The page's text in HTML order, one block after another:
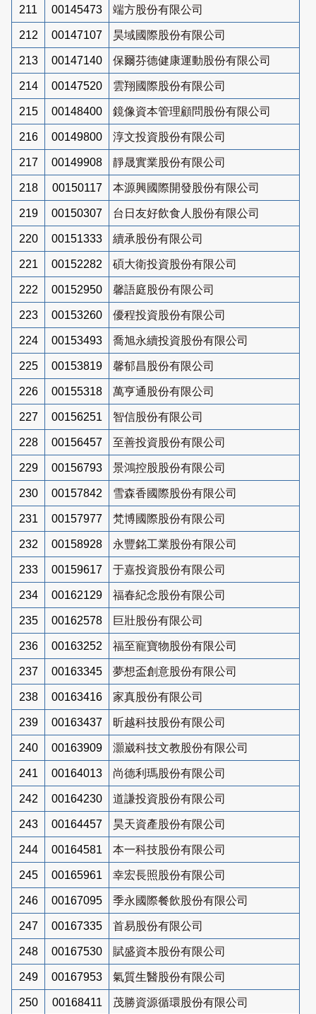
211 00145473 端方股份有限公司
212 00147107 昊域國際股份有限公司
213 00147140 保爾芬德健康運動股份有限公司
214 00147520 雲翔國際股份有限公司
215 00148400 鏡像資本管理顧問股份有限公司
216 00149800 淳文投資股份有限公司
217 00149908 靜晟實業股份有限公司
218 00150117 本源興國際開發股份有限公司
219 00150307 台日友好飲食人股份有限公司
220 00151333 續承股份有限公司
221 00152282 碩大衛投資股份有限公司
222 00152950 馨語庭股份有限公司
223 00153260 優程投資股份有限公司
224 00153493 喬旭永續投資股份有限公司
225 00153819 馨郁昌股份有限公司
226 00155318 萬亨通股份有限公司
227 00156251 智信股份有限公司
228 00156457 至善投資股份有限公司
229 00156793 景鴻控股股份有限公司
230 00157842 雪森香國際股份有限公司
231 00157977 梵博國際股份有限公司
232 00158928 永豐銘工業股份有限公司
233 00159617 于嘉投資股份有限公司
234 00162129 福春紀念股份有限公司
235 00162578 巨壯股份有限公司
236 00163252 福至寵寶物股份有限公司
237 00163345 夢想盃創意股份有限公司
238 00163416 家真股份有限公司
239 00163437 昕越科技股份有限公司
240 00163909 灝崴科技文教股份有限公司
241 00164013 尚德利瑪股份有限公司
242 00164230 道謙投資股份有限公司
243 00164457 昊天資產股份有限公司
244 00164581 本一科技股份有限公司
245 00165961 幸宏長照股份有限公司
246 00167095 季永國際餐飲股份有限公司
247 00167335 首易股份有限公司
248 00167530 賦盛資本股份有限公司
249 00167953 氣質生醫股份有限公司
250 00168411
茂勝資源循環股份有限公司